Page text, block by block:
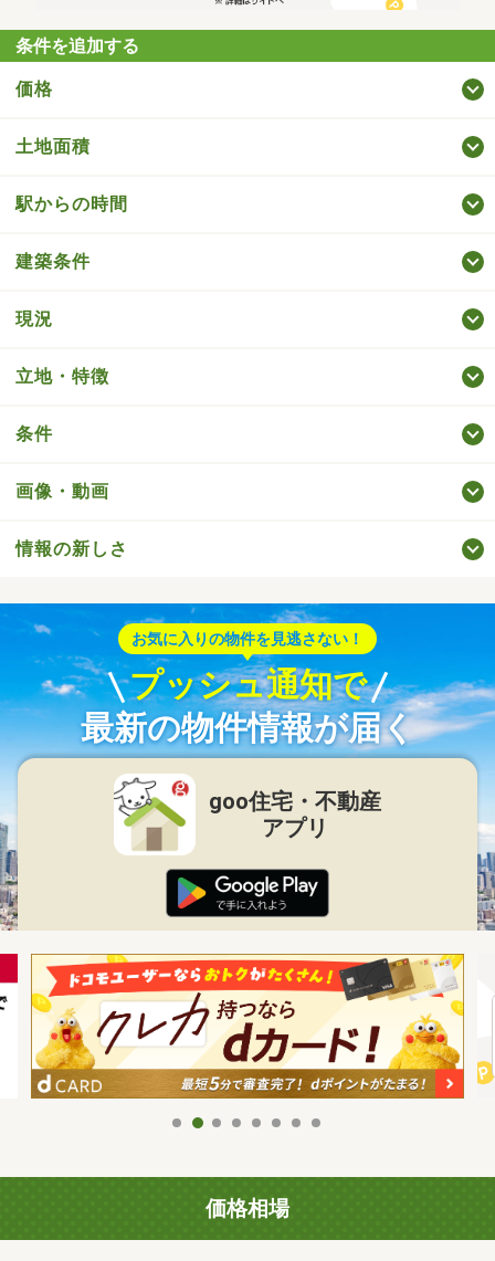
条件を追加する
価格
土地面積
駅からの時間
建築条件
現況
立地・特徴
条件
画像・動画
情報の新しさ
お気に入りの物件を見逃さない！
プッシュ通知で
最新の物件情報が届く
goo住宅・不動産
アプリ
価格相場